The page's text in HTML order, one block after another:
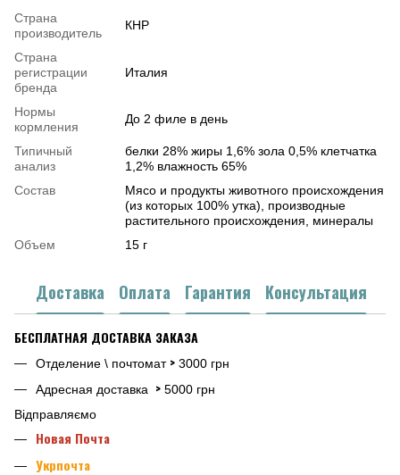
Страна
производитель
КНР
Страна
регистрации
бренда
Италия
Нормы
кормления
До 2 филе в день
Типичный
анализ
белки 28% жиры 1,6% зола 0,5% клетчатка
1,2% влажность 65%
Состав
Мясо и продукты животного происхождения
(из которых 100% утка), производные
растительного происхождения, минералы
Объем
15 г
Доставка Оплата Гарантия Консультация
БЕСПЛАТНАЯ ДОСТАВКА ЗАКАЗА
Отделение \ почтомат > 3000 грн
Адресная доставка > 5000 грн
Відправляємо
Новая Почта
Укрпочта